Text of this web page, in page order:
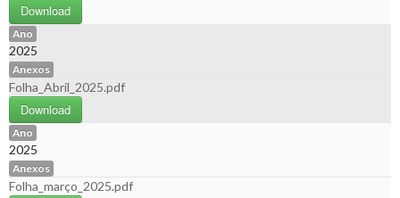
Download
Ano
2025
Anexos
Folha_Abril_2025.pdf
Download
Ano
2025
Anexos
Folha_março_2025.pdf